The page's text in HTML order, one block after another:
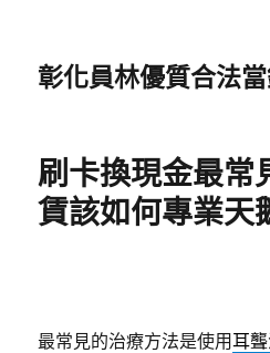
彰化員林優質合法
刷卡換現金最常
賃該如何專業天
最常見的治療方法是使用耳